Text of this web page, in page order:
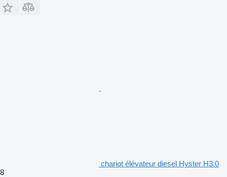
chariot élévateur diesel Hyster H3.0
8